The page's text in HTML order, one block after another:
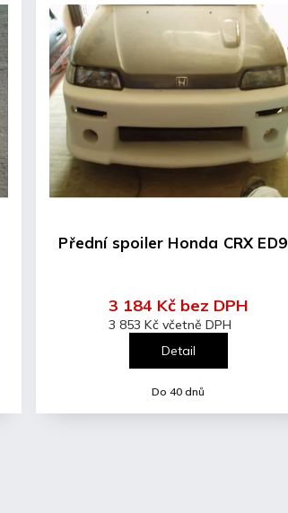
Přední spoiler Honda CRX ED9
Do 40 dnů
3 853 Kč včetně DPH
3 184 Kč bez DPH
Detail